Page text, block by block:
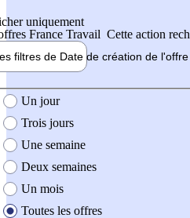
uniquement
France Travail Cette action
filtres de Date de création de l'offre
création de l'offre
Un jour
Trois jours
Une semaine
Deux semaines
Un mois
Toutes les offres